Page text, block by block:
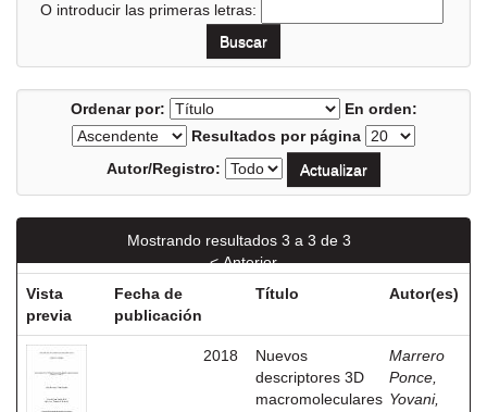
O introducir las primeras letras:
Ordenar por:
En orden:
Resultados por página
Autor/Registro:
Mostrando resultados 3 a 3 de 3
< Anterior
Vista
previa
Fecha de
publicación
Título Autor(es)
2018
Nuevos
descriptores 3D
macromoleculares
Marrero
Ponce,
Yovani,